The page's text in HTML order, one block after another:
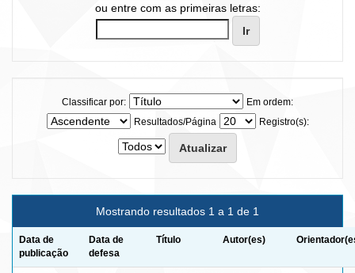
ou entre com as primeiras letras:
Classificar por:
Em ordem:
Resultados/Página
Registro(s):
Mostrando resultados 1 a 1 de 1
Data de
publicação
Data de
defesa
Título Autor(es)